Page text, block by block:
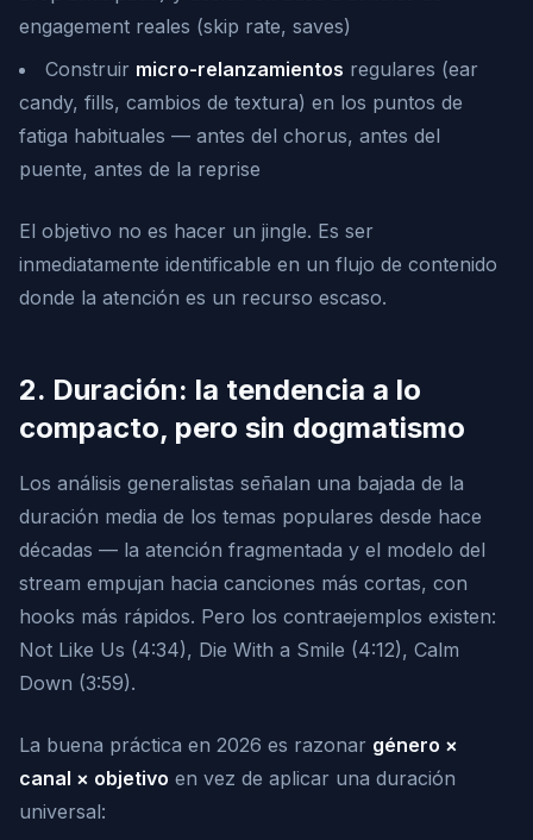
engagement reales (skip rate, saves)
Construir micro-relanzamientos regulares (ear
candy, fills, cambios de textura) en los puntos de
fatiga habituales — antes del chorus, antes del
puente, antes de la reprise
El objetivo no es hacer un jingle. Es ser
inmediatamente identificable en un flujo de contenido
donde la atención es un recurso escaso.
2. Duración: la tendencia a lo
compacto, pero sin dogmatismo
Los análisis generalistas señalan una bajada de la
duración media de los temas populares desde hace
décadas — la atención fragmentada y el modelo del
stream empujan hacia canciones más cortas, con
hooks más rápidos. Pero los contraejemplos existen:
Not Like Us (4:34), Die With a Smile (4:12), Calm
Down (3:59).
La buena práctica en 2026 es razonar género ×
canal × objetivo en vez de aplicar una duración
universal: